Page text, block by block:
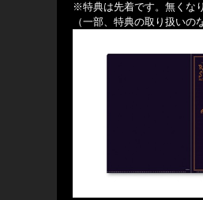
※特典は先着です。無くな
（一部、特典の取り扱いの